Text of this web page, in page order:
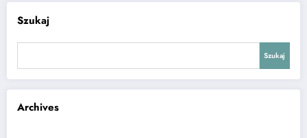
Szukaj
Szukaj
Archives